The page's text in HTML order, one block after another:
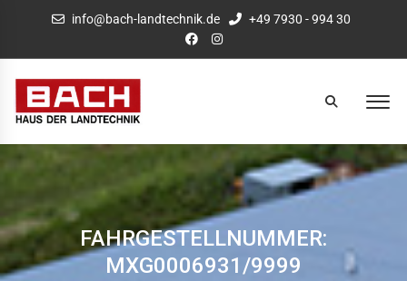
info@bach-landtechnik.de +49 7930 - 994 30
FAHRGESTELLNUMMER:
MXG0006931/9999